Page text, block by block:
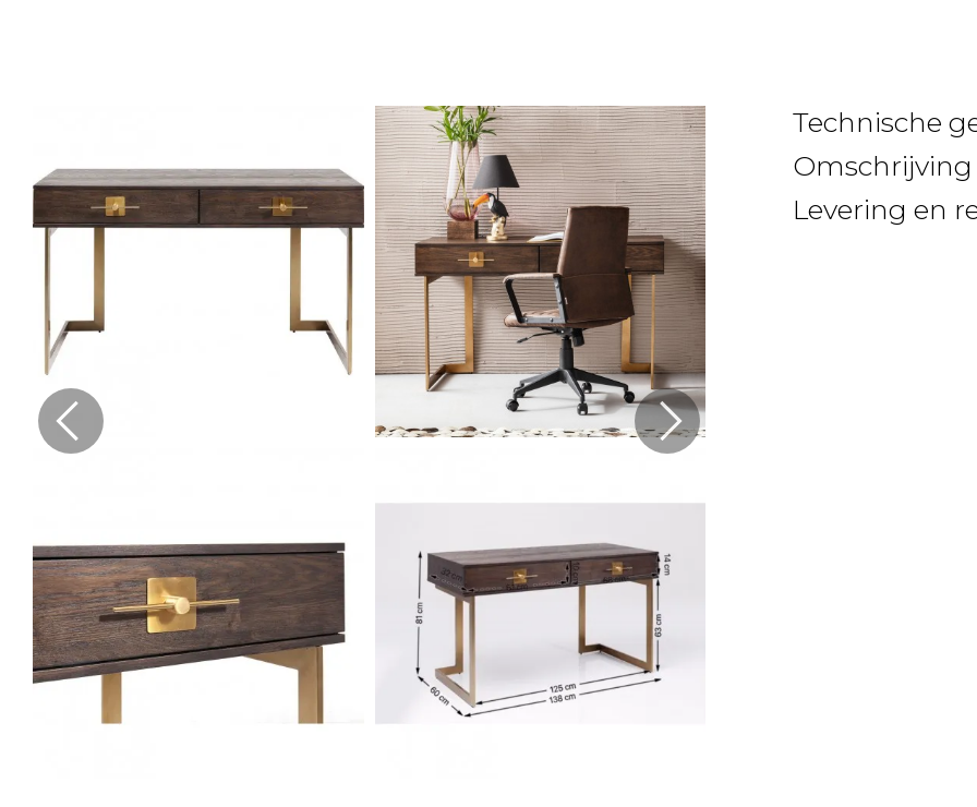
Technische
Omschrijving
Levering en